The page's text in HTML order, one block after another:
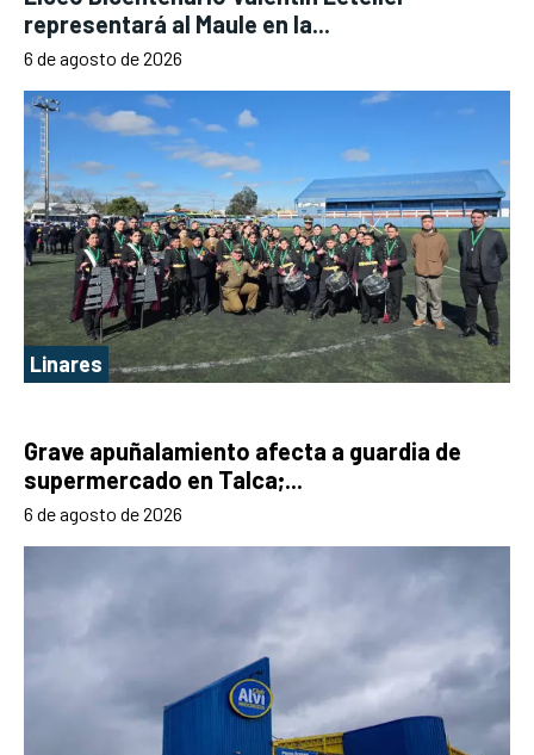
representará al Maule en la...
6 de agosto de 2026
Linares
Grave apuñalamiento afecta a guardia de
supermercado en Talca;...
6 de agosto de 2026